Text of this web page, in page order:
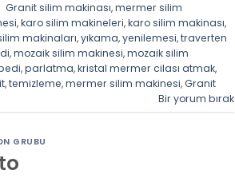
Granit silim makinası,mermer silim
,karo silim makineleri,karo silim makinası,
makinaları,yıkama,yenilemesi,traverten
,mozaik silim makinesi,mozaik silim
,parlatma,kristal mermer cilası atmak,
,temizleme,mermer silim makinesi,Granit
Bir yorum bırak
GRUBU